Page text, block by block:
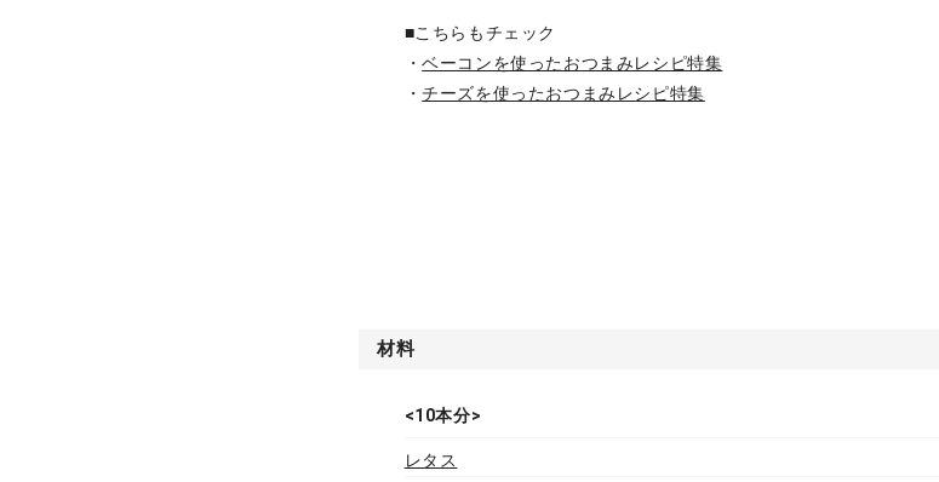
■こちらもチェック
・ベーコンを使ったおつまみレシピ特集
・チーズを使ったおつまみレシピ特集
材料
<10本分>
レタス